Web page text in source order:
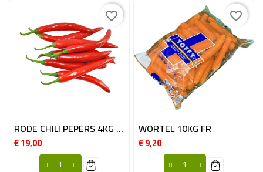
RODE CHILI PEPERS 4KG MRC
€ 19,00Prijs
favorite_border
WORTEL 10KG FR
€ 9,20Prijs
favorite_border